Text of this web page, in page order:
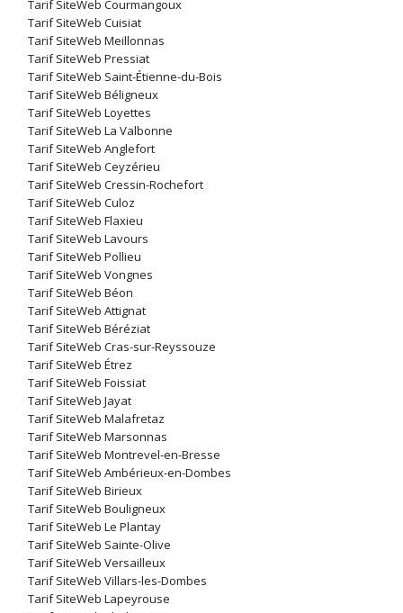
Tarif SiteWeb Courmangoux
Tarif SiteWeb Cuisiat
Tarif SiteWeb Meillonnas
Tarif SiteWeb Pressiat
Tarif SiteWeb Saint-Étienne-du-Bois
Tarif SiteWeb Béligneux
Tarif SiteWeb Loyettes
Tarif SiteWeb La Valbonne
Tarif SiteWeb Anglefort
Tarif SiteWeb Ceyzérieu
Tarif SiteWeb Cressin-Rochefort
Tarif SiteWeb Culoz
Tarif SiteWeb Flaxieu
Tarif SiteWeb Lavours
Tarif SiteWeb Pollieu
Tarif SiteWeb Vongnes
Tarif SiteWeb Béon
Tarif SiteWeb Attignat
Tarif SiteWeb Béréziat
Tarif SiteWeb Cras-sur-Reyssouze
Tarif SiteWeb Étrez
Tarif SiteWeb Foissiat
Tarif SiteWeb Jayat
Tarif SiteWeb Malafretaz
Tarif SiteWeb Marsonnas
Tarif SiteWeb Montrevel-en-Bresse
Tarif SiteWeb Ambérieux-en-Dombes
Tarif SiteWeb Birieux
Tarif SiteWeb Bouligneux
Tarif SiteWeb Le Plantay
Tarif SiteWeb Sainte-Olive
Tarif SiteWeb Versailleux
Tarif SiteWeb Villars-les-Dombes
Tarif SiteWeb Lapeyrouse